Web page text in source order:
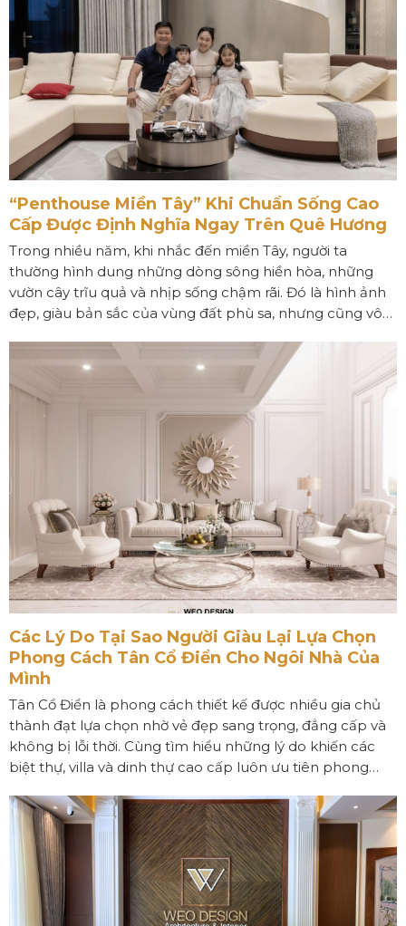
“Penthouse Miền Tây” Khi Chuẩn Sống Cao
Cấp Được Định Nghĩa Ngay Trên Quê Hương
Trong nhiều năm, khi nhắc đến miền Tây, người ta
thường hình dung những dòng sông hiền hòa, những
vườn cây trĩu quả và nhịp sống chậm rãi. Đó là hình ảnh
đẹp, giàu bản sắc của vùng đất phù sa, nhưng cũng vô
cấp hay những công trình mang tính biểu tượng chỉ
thuộc về các đô thị lớn như TP.HCM hay Hà Nội.
Các Lý Do Tại Sao Người Giàu Lại Lựa Chọn
Phong Cách Tân Cổ Điển Cho Ngôi Nhà Của
Mình
Tân Cổ Điển là phong cách thiết kế được nhiều gia chủ
thành đạt lựa chọn nhờ vẻ đẹp sang trọng, đẳng cấp và
không bị lỗi thời. Cùng tìm hiểu những lý do khiến các
biệt thự, villa và dinh thự cao cấp luôn ưu tiên phong